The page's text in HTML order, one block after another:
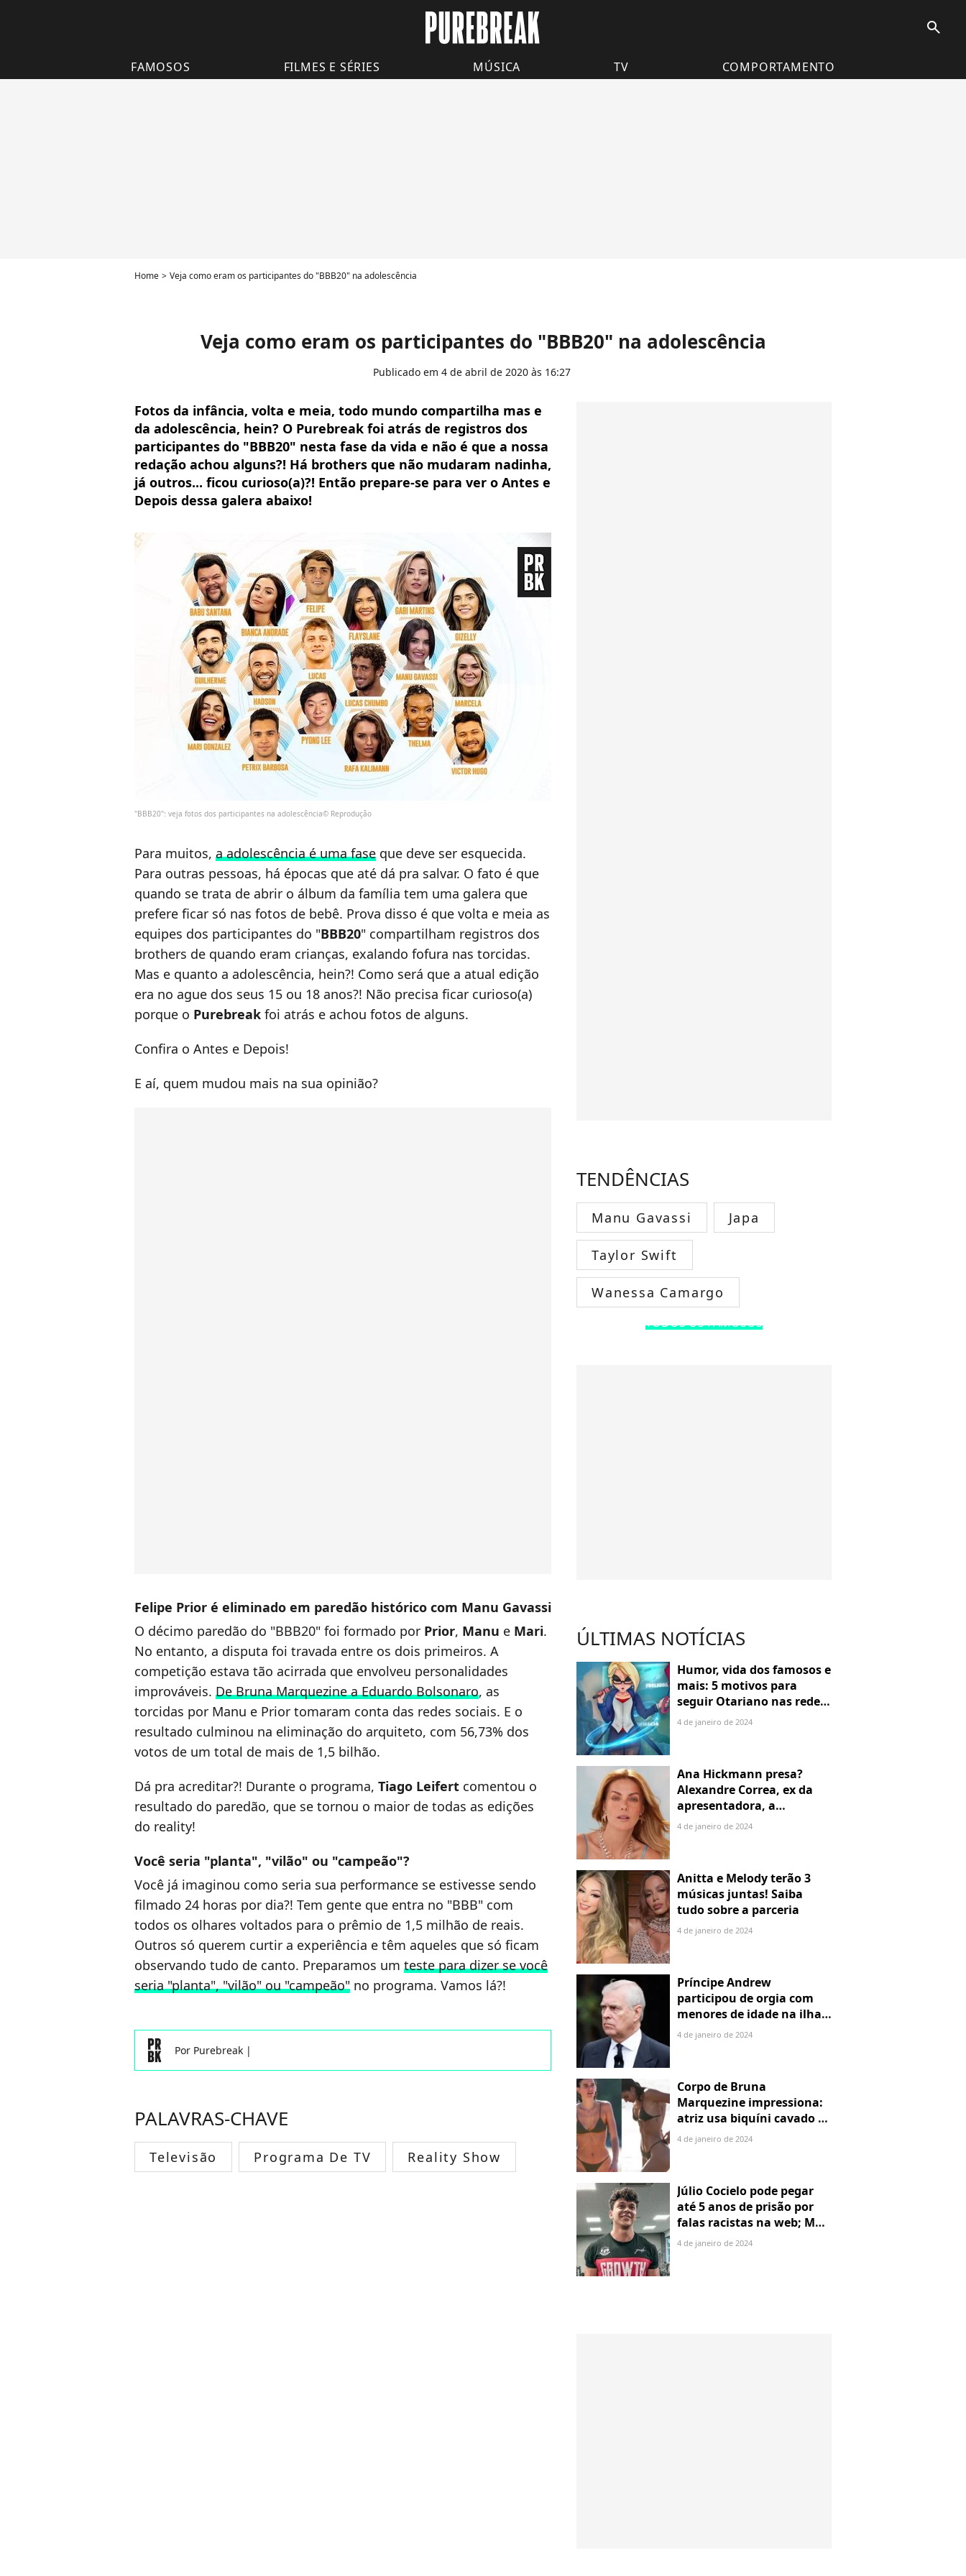
search
FAMOSOS FILMES E SÉRIES MÚSICA TV COMPORTAMENTO
Home Veja como eram os participantes do "BBB20" na adolescência
Veja como eram os participantes do "BBB20" na adolescência
Publicado em 4 de abril de 2020 às 16:27
Fotos da infância, volta e meia, todo mundo compartilha mas e
da adolescência, hein? O Purebreak foi atrás de registros dos
participantes do "BBB20" nesta fase da vida e não é que a nossa
redação achou alguns?! Há brothers que não mudaram nadinha,
já outros... ficou curioso(a)?! Então prepare-se para ver o Antes e
Depois dessa galera abaixo!
"BBB20": veja fotos dos participantes na adolescência© Reprodução
Para muitos, a adolescência é uma fase que deve ser esquecida.
Para outras pessoas, há épocas que até dá pra salvar. O fato é que
quando se trata de abrir o álbum da família tem uma galera que
prefere ficar só nas fotos de bebê. Prova disso é que volta e meia as
equipes dos participantes do "BBB20" compartilham registros dos
brothers de quando eram crianças, exalando fofura nas torcidas.
Mas e quanto a adolescência, hein?! Como será que a atual edição
era no ague dos seus 15 ou 18 anos?! Não precisa ficar curioso(a)
porque o Purebreak foi atrás e achou fotos de alguns.
Confira o Antes e Depois!
E aí, quem mudou mais na sua opinião?
Felipe Prior é eliminado em paredão histórico com Manu Gavassi
O décimo paredão do "BBB20" foi formado por Prior, Manu e Mari.
No entanto, a disputa foi travada entre os dois primeiros. A
competição estava tão acirrada que envolveu personalidades
improváveis. De Bruna Marquezine a Eduardo Bolsonaro, as
torcidas por Manu e Prior tomaram conta das redes sociais. E o
resultado culminou na eliminação do arquiteto, com 56,73% dos
votos de um total de mais de 1,5 bilhão.
Dá pra acreditar?! Durante o programa, Tiago Leifert comentou o
resultado do paredão, que se tornou o maior de todas as edições
do reality!
Você seria "planta", "vilão" ou "campeão"?
Você já imaginou como seria sua performance se estivesse sendo
filmado 24 horas por dia?! Tem gente que entra no "BBB" com
todos os olhares voltados para o prêmio de 1,5 milhão de reais.
Outros só querem curtir a experiência e têm aqueles que só ficam
observando tudo de canto. Preparamos um teste para dizer se você
seria "planta", "vilão" ou "campeão" no programa. Vamos lá?!
Por Purebreak |
PALAVRAS-CHAVE
Televisão Programa De TV Reality Show
TENDÊNCIAS
Manu Gavassi Japa
Taylor Swift
Wanessa Camargo
TODOS OS FAMOSOS
ÚLTIMAS NOTÍCIAS
Humor, vida dos famosos e
mais: 5 motivos para
seguir Otariano nas redes
sociais
4 de janeiro de 2024
Ana Hickmann presa?
Alexandre Correa, ex da
apresentadora, a
denuncia por alienação
4 de janeiro de 2024
Anitta e Melody terão 3
músicas juntas! Saiba
tudo sobre a parceria
4 de janeiro de 2024
Príncipe Andrew
participou de orgia com
menores de idade na ilha
de Jeffrey Epstein, chefe de
4 de janeiro de 2024
Corpo de Bruna
Marquezine impressiona:
atriz usa biquíni cavado e
body chain ao chegar em
4 de janeiro de 2024
Júlio Cocielo pode pegar
até 5 anos de prisão por
falas racistas na web; MPF
identificou 9 posts com
4 de janeiro de 2024